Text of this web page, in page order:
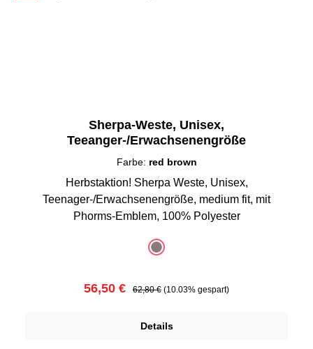
Sherpa-Weste, Unisex,
Teeanger-/Erwachsenengröße
Farbe: red brown
Herbstaktion! Sherpa Weste, Unisex,
Teenager-/Erwachsenengröße, medium fit, mit
Phorms-Emblem, 100% Polyester
red brown
(Diese Option ist zurzeit nicht verfügbar.)
Verkaufspreis:
56,50 € Regulärer Preis:
62,80 € (10.03% gespart)
Details